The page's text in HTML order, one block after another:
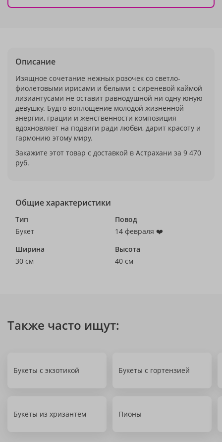
Описание
Изящное сочетание нежных розочек со светло-
фиолетовыми ирисами и белыми с сиреневой каймой
лизиантусами не оставит равнодушной ни одну юную
девушку. Будто воплощение молодой жизненной
энергии, грации и женственности композиция
вдохновляет на подвиги ради любви, дарит красоту и
гармонию этому миру.
Закажите этот товар с доставкой в Астрахани за 9 470
руб.
Общие характеристики
Тип
Букет
Повод
14 февраля ❤️
Ширина
30 см
Высота
40 см
Также часто ищут:
Букеты с экзотикой Букеты с гортензией
Букеты из хризантем Пионы